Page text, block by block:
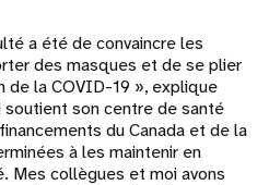
a été de convaincre les
des masques et de se plier
de la COVID-19 », explique
soutient son centre de santé
du Canada et de la
à les maintenir en
Mes collègues et moi avons